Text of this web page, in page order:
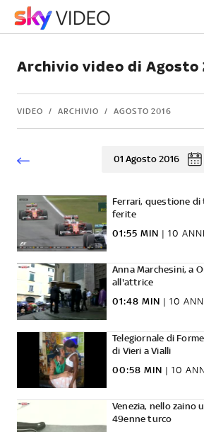
Archivio video di Agosto
VIDEO ARCHIVIO AGOSTO 2016
01 Agosto 2016
Ferrari, questione di
ferite
01:55 MIN | 10
Anna Marchesini, a
all'attrice
01:48 MIN | 10
Telegiornale di
di Vieri a Vialli
00:58 MIN | 10
Venezia, nello zaino
49enne turco